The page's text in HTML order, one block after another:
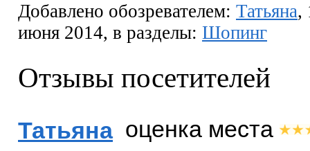
Добавлено обозревателем: Татьяна,
июня 2014, в разделы: Шопинг
Отзывы посетителей
Татьяна оценка места